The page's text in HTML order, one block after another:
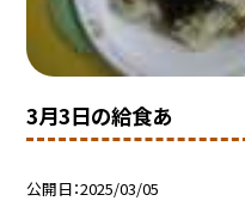
3月3日の給食あ
公開日 2025/03/05